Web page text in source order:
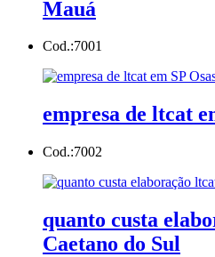
Mauá
Cod.:7001
empresa de ltcat
Cod.:7002
quanto custa
Caetano do Sul